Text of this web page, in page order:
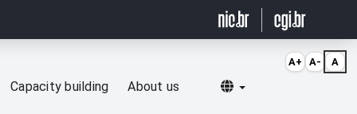
Capacity building About us Selecionar idioma
A+ A- A